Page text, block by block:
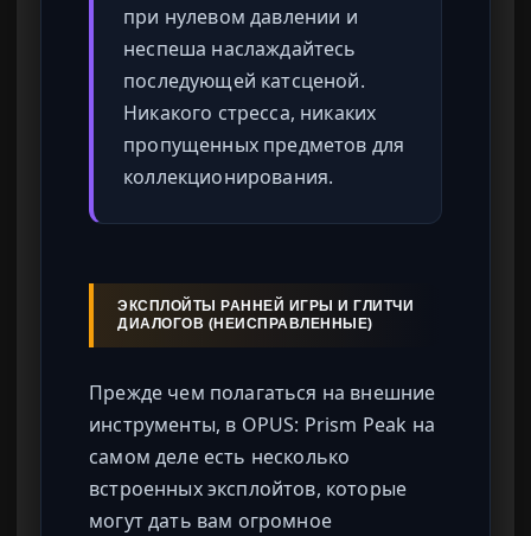
при нулевом давлении и
неспеша наслаждайтесь
последующей катсценой.
Никакого стресса, никаких
пропущенных предметов для
коллекционирования.
ЭКСПЛОЙТЫ РАННЕЙ ИГРЫ И ГЛИТЧИ
ДИАЛОГОВ (НЕИСПРАВЛЕННЫЕ)
Прежде чем полагаться на внешние
инструменты, в OPUS: Prism Peak на
самом деле есть несколько
встроенных эксплойтов, которые
могут дать вам огромное